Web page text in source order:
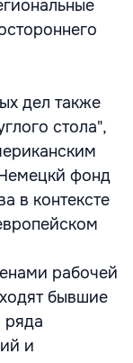
дел также
стола",
фонд
в контексте
рабочей
бывшие
и